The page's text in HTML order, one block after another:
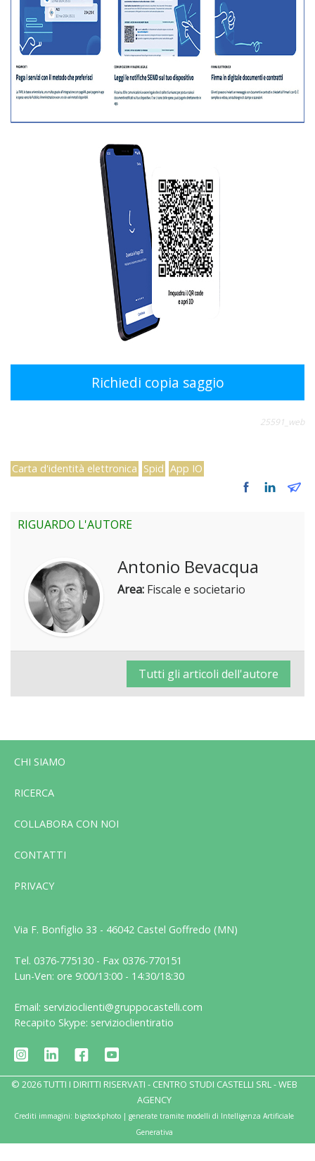
Richiedi copia saggio
25591_web
Carta d'identità elettronica Spid App IO
RIGUARDO L'AUTORE
Antonio Bevacqua
Area: Fiscale e societario
Tutti gli articoli dell'autore
CHI SIAMO
RICERCA
COLLABORA CON NOI
CONTATTI
PRIVACY
Via F. Bonfiglio 33 - 46042 Castel Goffredo (MN)
Tel. 0376-775130 - Fax 0376-770151
Lun-Ven: ore 9:00/13:00 - 14:30/18:30
Email: servizioclienti@gruppocastelli.com
Recapito Skype: servizioclientiratio
© 2026 TUTTI I DIRITTI RISERVATI - CENTRO STUDI CASTELLI SRL -WEB
AGENCY
Crediti immagini: bigstockphoto | generate tramite modelli di Intelligenza Artificiale
Generativa